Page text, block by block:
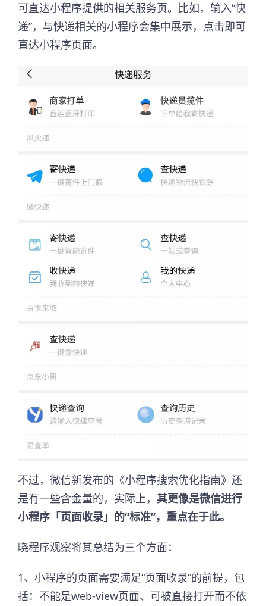
可直达小程序提供的相关服务页。比如，输入“快
递”，与快递相关的小程序会集中展示，点击即可
直达小程序页面。
不过，微信新发布的《小程序搜索优化指南》还
是有一些含金量的，实际上， 其更像是微信进行
小程序「页面收录」的“标准”，重点在于此。
晓程序观察将其总结为三个方面：
1、小程序的页面需要满足“页面收录”的前提，包
括：不能是web-view页面、可被直接打开而不依